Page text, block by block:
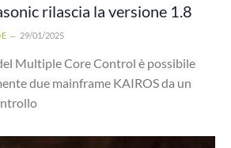
rilascia la versione 1.8
29/01/2025
Multiple Core Control è possibile
due mainframe KAIROS da un